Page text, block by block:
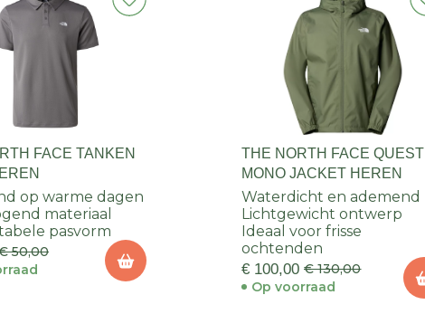
FACE TANKEN
op warme dagen
materiaal
pasvorm
50,00
THE NORTH FACE QUEST
MONO JACKET HEREN
Waterdicht en ademend
Lichtgewicht ontwerp
Ideaal voor frisse
ochtenden
€ 100,00 € 130,00
Op voorraad